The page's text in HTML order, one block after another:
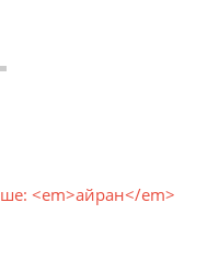
<em>айран</em>